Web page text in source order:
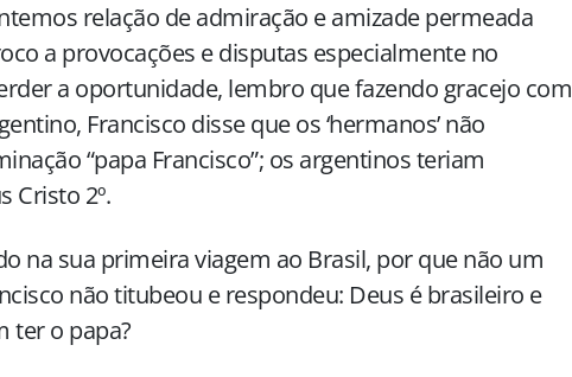
relação de admiração e amizade permeada
a provocações e disputas especialmente no
a oportunidade, lembro que fazendo gracejo com
Francisco disse que os ‘hermanos’ não
“papa Francisco”; os argentinos teriam
Cristo 2º.
na sua primeira viagem ao Brasil, por que não um
não titubeou e respondeu: Deus é brasileiro e
ter o papa?